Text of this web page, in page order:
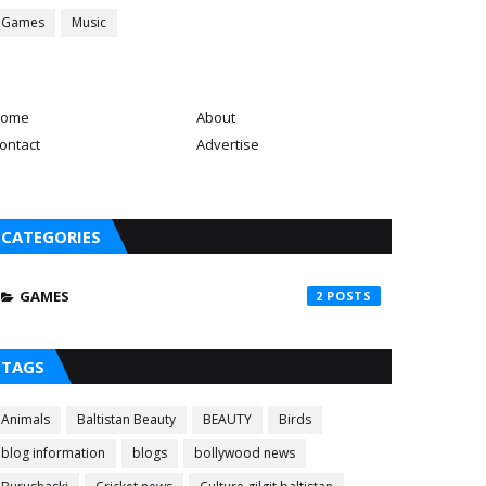
Games Music
About
Advertise
CATEGORIES
GAMES 2
TAGS
Animals Baltistan Beauty BEAUTY
Birds
blog information
blogs
bollywood news